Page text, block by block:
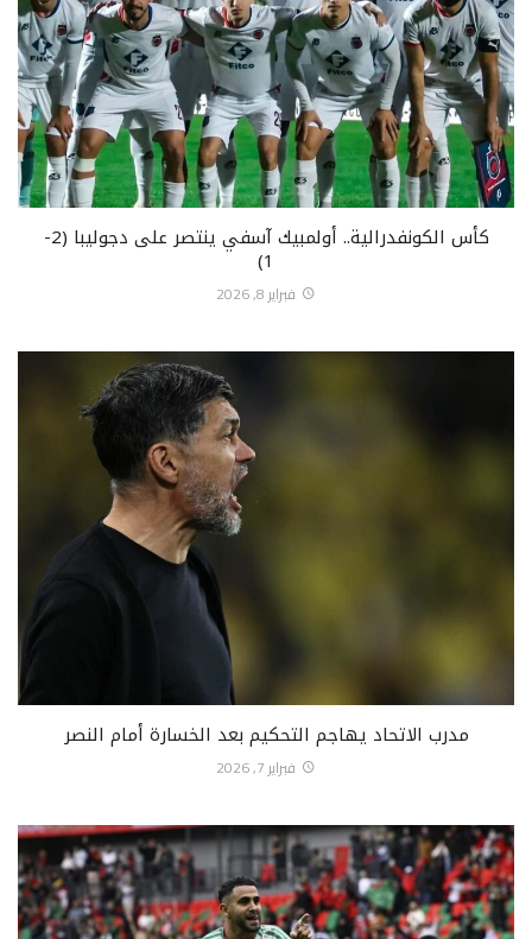
كأس الكونفدرالية.. أولمبيك آسفي ينتصر على دجوليبا (2-
1)
فبراير 8, 2026
مدرب الاتحاد يهاجم التحكيم بعد الخسارة أمام النصر
فبراير 7, 2026